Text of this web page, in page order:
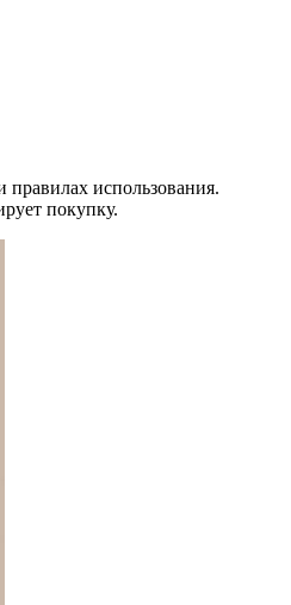
правилах использования.
покупку.